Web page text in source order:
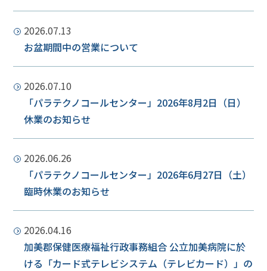
お盆期間中の営業について
2026.07.13
「パラテクノコールセンター」2026年8月2日（日）
休業のお知らせ
2026.07.10
「パラテクノコールセンター」2026年6月27日（土）
臨時休業のお知らせ
2026.06.26
加美郡保健医療福祉行政事務組合 公立加美病院に於
ける「カード式テレビシステム（テレビカード）」の
2026.04.16